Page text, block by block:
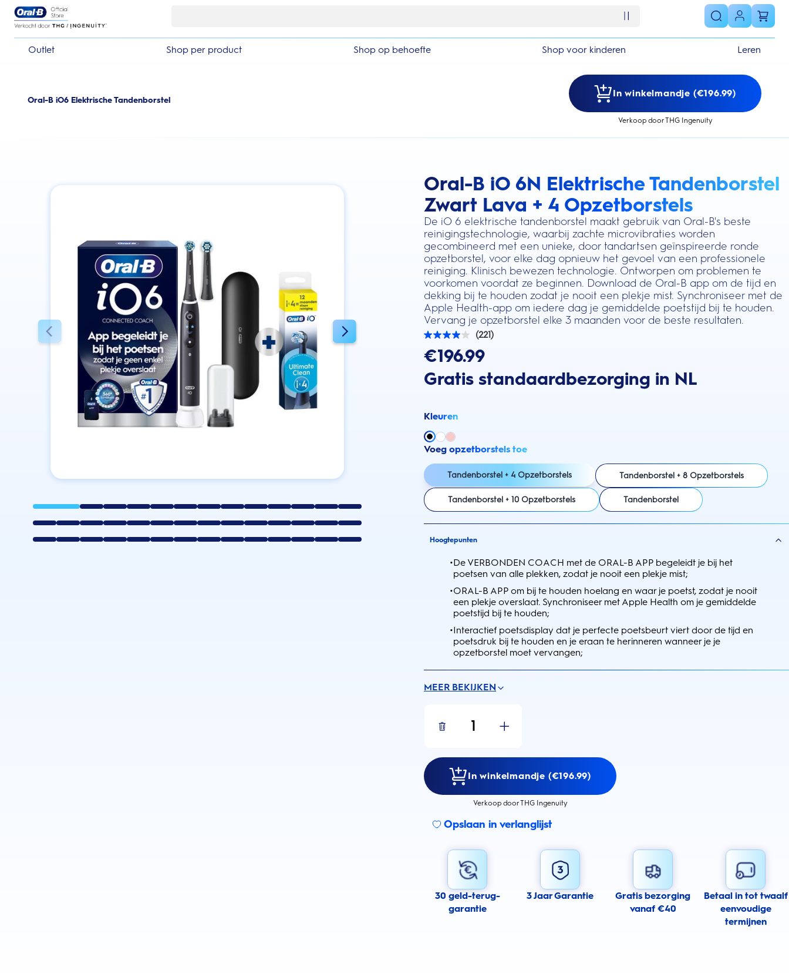
Outlet Shop per product Shop op behoefte Shop voor kinderen Leren
Oral-B iO6 Elektrische Tandenborstel
In winkelmandje (€196.99)
Verkoop door THG Ingenuity
Oral-B iO 6N Elektrische Tandenborstel
Zwart Lava + 4 Opzetborstels
De iO 6 elektrische tandenborstel maakt gebruik van Oral-B's beste
reinigingstechnologie, waarbij zachte microvibraties worden
gecombineerd met een unieke, door tandartsen geïnspireerde ronde
opzetborstel, voor elke dag opnieuw het gevoel van een professionele
reiniging. Klinisch bewezen technologie. Ontworpen om problemen te
voorkomen voordat ze beginnen. Download de Oral-B app om de tijd en
dekking bij te houden zodat je nooit een plekje mist. Synchroniseer met de
Apple Health-app om iedere dag je gemiddelde poetstijd bij te houden.
Vervang je opzetborstel elke 3 maanden voor de beste resultaten.
this action will scroll you to the reviews section
(221)
4.0
de
sterren.
221
€196.99
Gratis standaardbezorging in NL
Kleuren
Voeg opzetborstels toe
Tandenborstel + 4 Opzetborstels Tandenborstel + 8 Opzetborstels
Tandenborstel + 10 Opzetborstels Tandenborstel
Hoogtepunten
•De VERBONDEN COACH met de ORAL-B APP begeleidt je bij het
poetsen van alle plekken, zodat je nooit een plekje mist;
•ORAL-B APP om bij te houden hoelang en waar je poetst, zodat je nooit
een plekje overslaat. Synchroniseer met Apple Health om je gemiddelde
poetstijd bij te houden;
•Interactief poetsdisplay dat je perfecte poetsbeurt viert door de tijd en
poetsdruk bij te houden en je eraan te herinneren wanneer je je
opzetborstel moet vervangen;
MEER BEKIJKEN
1
In winkelmandje (€196.99)
Verkoop door THG Ingenuity
Opslaan in verlanglijst
30 geld-terug-
garantie
3 Jaar Garantie
Gratis bezorging
vanaf €40
Betaal in tot twaalf
eenvoudige
termijnen